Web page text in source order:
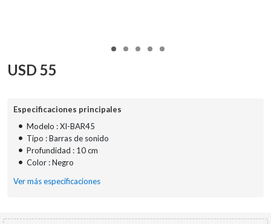
USD 55
Especificaciones principales
• Modelo : XI-BAR45
• Tipo : Barras de sonido
• Profundidad : 10 cm
• Color : Negro
Ver más especificaciones